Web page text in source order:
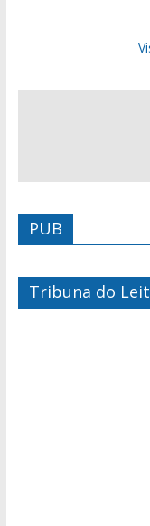
PUB
Tribuna do